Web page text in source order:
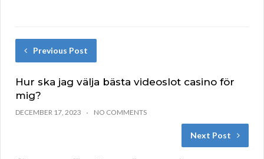
Previous Post
Hur ska jag välja bästa videoslot casino för
mig?
DECEMBER 17, 2023 NO COMMENTS
Next Post